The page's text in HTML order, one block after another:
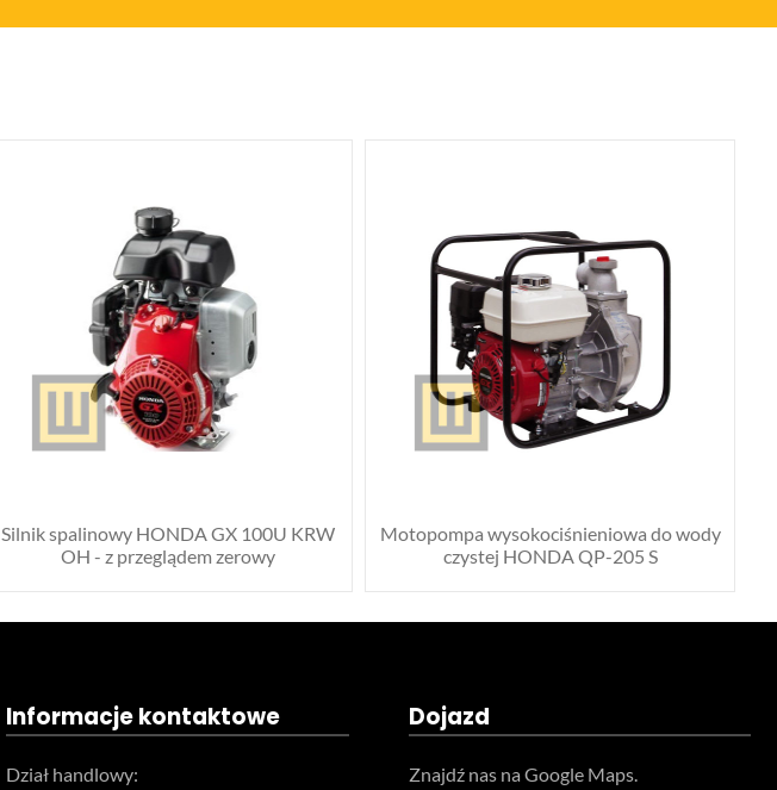
Silnik spalinowy HONDA GX 100U KRW
OH - z przeglądem zerowy
Motopompa wysokociśnieniowa do wody
czystej HONDA QP-205 S
Informacje kontaktowe
Dział handlowy:
Dojazd
Znajdź nas na Google Maps.